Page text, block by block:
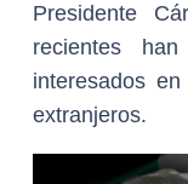
Presidente
recientes
interesados
extranjeros.